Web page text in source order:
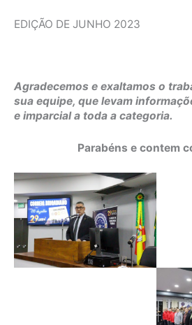
EDIÇÃO DE JUNHO 2023
Agradecemos e exaltamos o
sua equipe, que levam
e imparcial a toda a categoria.
Parabéns e contem